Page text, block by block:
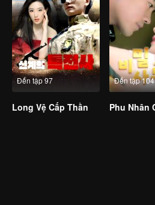
Đến tập 97
Long Vệ Cấp Thần
Đến tập 104